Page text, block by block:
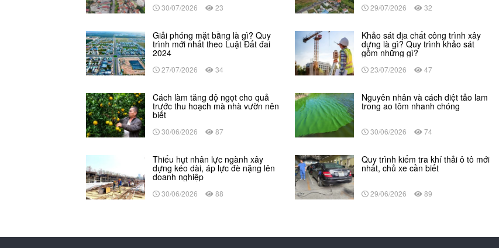
30/07/2026 23 29/07/2026 32
Giải phóng mặt bằng là gì? Quy
trình mới nhất theo Luật Đất đai
2024
27/07/2026 34
Khảo sát địa chất công trình xây
dựng là gì? Quy trình khảo sát
gồm những gì?
23/07/2026 47
Cách làm tăng độ ngọt cho quả
trước thu hoạch mà nhà vườn nên
biết
30/06/2026 87
Nguyên nhân và cách diệt tảo lam
trong ao tôm nhanh chóng
30/06/2026 74
Thiếu hụt nhân lực ngành xây
dựng kéo dài, áp lực đè nặng lên
doanh nghiệp
30/06/2026 88
Quy trình kiểm tra khí thải ô tô mới
nhất, chủ xe cần biết
29/06/2026 89